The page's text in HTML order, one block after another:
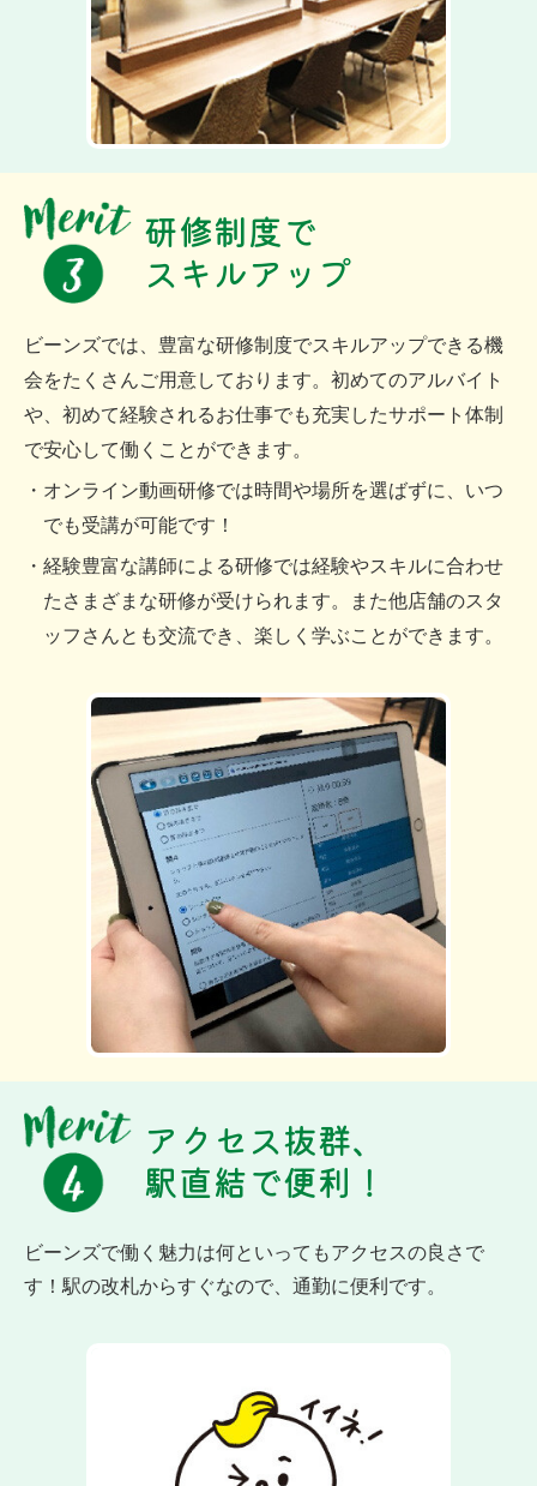
研修制度で
スキルアップ
ビーンズでは、豊富な研修制度でスキルアップできる機
会をたくさんご用意しております。初めてのアルバイト
や、初めて経験されるお仕事でも充実したサポート体制
で安心して働くことができます。
・オンライン動画研修では時間や場所を選ばずに、いつ
でも受講が可能です！
・経験豊富な講師による研修では経験やスキルに合わせ
たさまざまな研修が受けられます。また他店舗のスタ
ッフさんとも交流でき、楽しく学ぶことができます。
アクセス抜群、
駅直結で便利！
ビーンズで働く魅力は何といってもアクセスの良さで
す！駅の改札からすぐなので、通勤に便利です。